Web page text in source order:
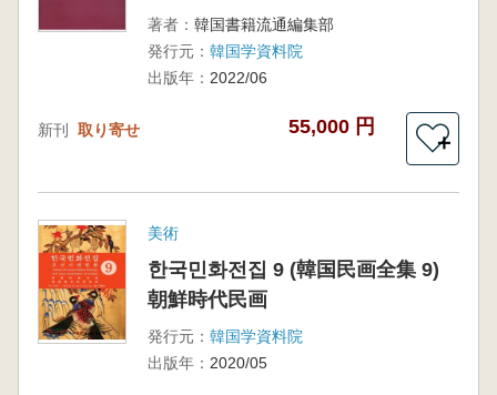
著者： 韓国書籍流通編集部
発行元： 韓国学資料院
出版年： 2022/06
新刊 取り寄せ 55,000 円
＋
美術
한국민화전집 9 (韓国民画全集 9)
朝鮮時代民画
発行元： 韓国学資料院
出版年： 2020/05